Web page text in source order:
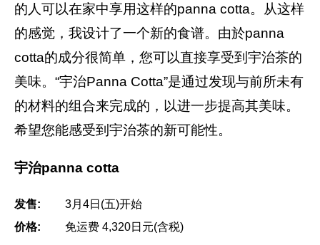
的人可以在家中享用这样的panna cotta。从这样
的感觉，我设计了一个新的食谱。由於panna
cotta的成分很简单，您可以直接享受到宇治茶的
美味。“宇治Panna Cotta”是通过发现与前所未有
的材料的组合来完成的，以进一步提高其美味。
希望您能感受到宇治茶的新可能性。
宇治panna cotta
发售:
3月4日(五)开始
价格:
免运费 4,320日元(含税)